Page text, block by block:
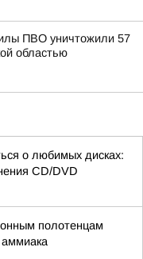
ПВО уничтожили 57
областью
о любимых дисках:
CD/DVD
полотенцам